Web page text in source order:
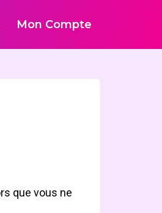
Mon Compte
que vous ne